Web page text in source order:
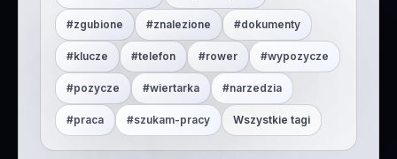
#zgubione #znalezione #dokumenty
#klucze #telefon #rower #wypozycze
#pozycze #wiertarka #narzedzia
#praca #szukam-pracy Wszystkie tagi